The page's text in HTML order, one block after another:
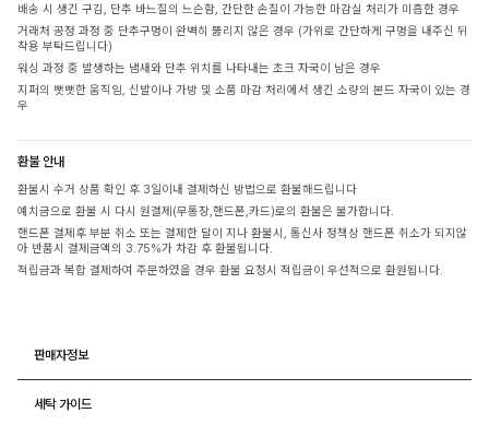
배송 시 생긴 구김, 단추 바느질의 느슨함, 간단한 손질이 가능한 마감실 처리가 미흡한 경우
거래처 공정 과정 중 단추구멍이 완벽히 뚫리지 않은 경우 (가위로 간단하게 구멍을 내주신 뒤
착용 부탁드립니다)
워싱 과정 중 발생하는 냄새와 단추 위치를 나타내는 초크 자국이 남은 경우
지퍼의 뻣뻣한 움직임, 신발이나 가방 및 소품 마감 처리에서 생긴 소량의 본드 자국이 있는 경
우
환불 안내
환불시 수거 상품 확인 후 3일이내 결제하신 방법으로 환불해드립니다
예치금으로 환불 시 다시 원결제(무통장,핸드폰,카드)로의 환불은 불가합니다.
핸드폰 결제후 부분 취소 또는 결제한 달이 지나 환불시, 통신사 정책상 핸드폰 취소가 되지않
아 반품시 결제금액의 3.75%가 차감 후 환불됩니다.
적립금과 복합 결제하여 주문하였을 경우 환불 요청시 적립금이 우선적으로 환원됩니다.
판매자정보
세탁 가이드